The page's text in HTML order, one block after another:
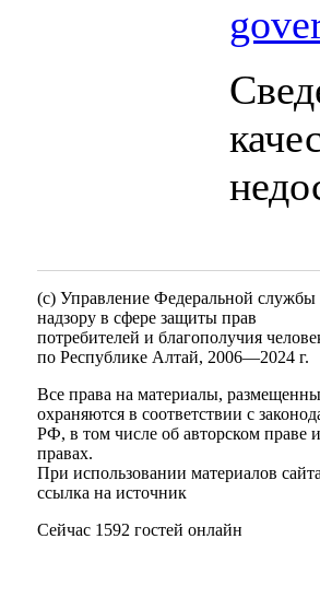
(c) Управление Федеральной службы
надзору в сфере защиты прав
потребителей и благополучия
по Республике Алтай, 2006—2024 г.
Все права на материалы,
охраняются в соответствии с
РФ, в том числе об авторском праве
правах.
При использовании материалов
ссылка на источник
Сейчас 1592 гостей онлайн